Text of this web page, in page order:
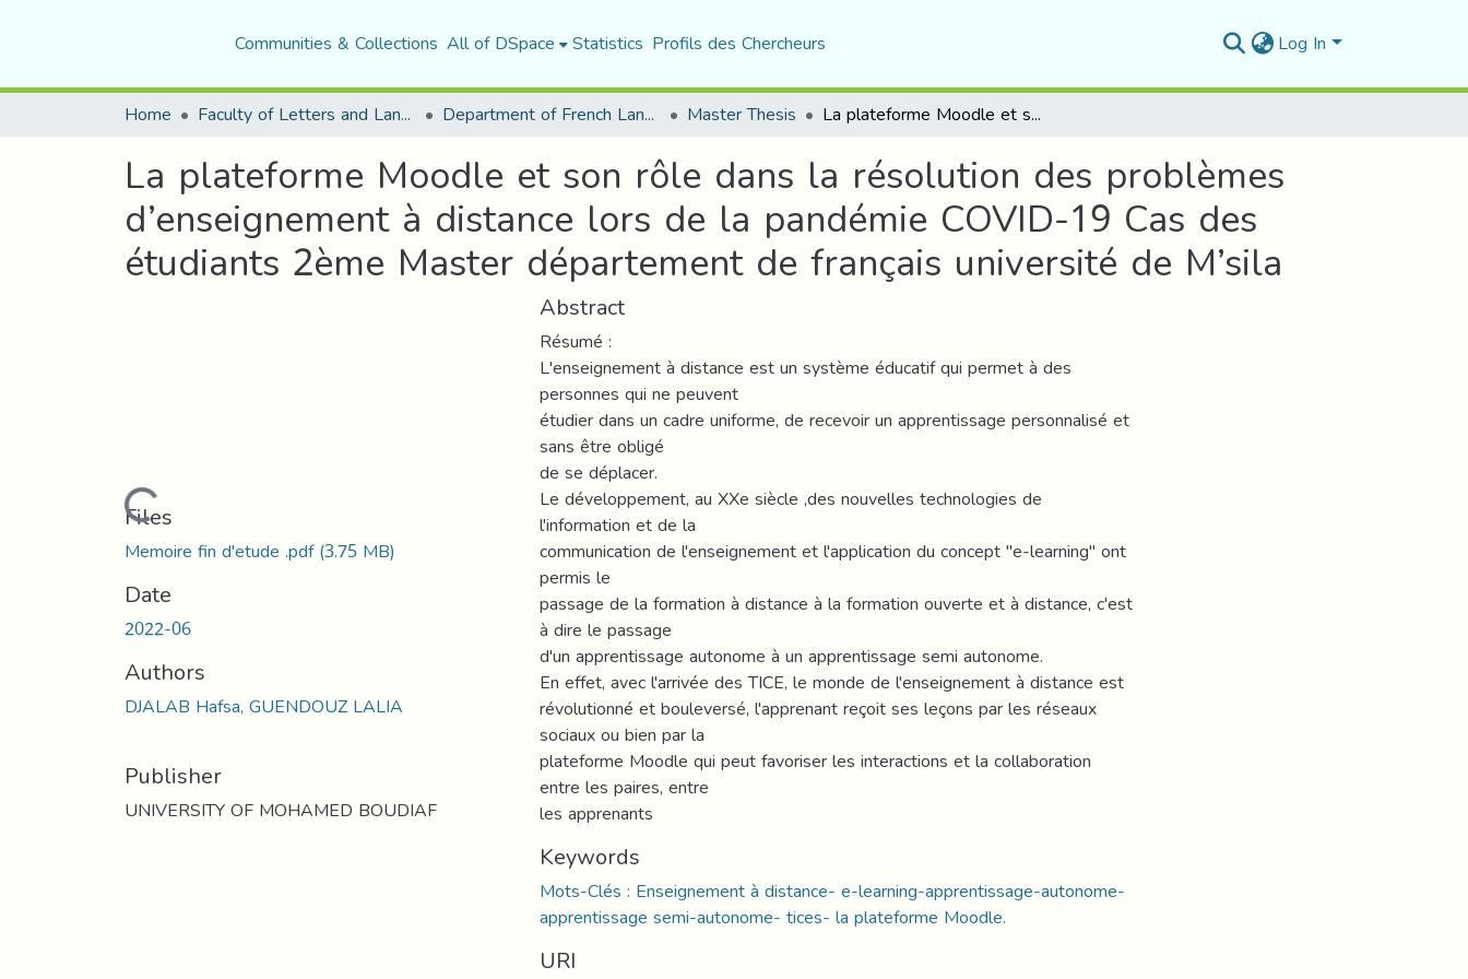
Communities & Collections All of DSpace Statistics Profils des Chercheurs Log In
Home Faculty of Letters and Languages Department of French Language and Literature Master Thesis La plateforme Moodle et son rôle dans la résolution des problèmes d’enseignement à distance lors de la pandémie COVID-19 Cas des étudiants 2ème Master département de français université de M’sila
La plateforme Moodle et son rôle dans la résolution des problèmes
d’enseignement à distance lors de la pandémie COVID-19 Cas des
étudiants 2ème Master département de français université de M’sila
Loading...
Files
Memoire fin d'etude .pdf(3.75 MB)
Date
2022-06
Authors
DJALAB Hafsa, GUENDOUZ LALIA
Publisher
UNIVERSITY OF MOHAMED BOUDIAF
Abstract
Résumé :
L'enseignement à distance est un système éducatif qui permet à des
personnes qui ne peuvent
étudier dans un cadre uniforme, de recevoir un apprentissage personnalisé et
sans être obligé
de se déplacer.
Le développement, au XXe siècle ,des nouvelles technologies de
l'information et de la
communication de l'enseignement et l'application du concept "e-learning" ont
permis le
passage de la formation à distance à la formation ouverte et à distance, c'est
à dire le passage
d'un apprentissage autonome à un apprentissage semi autonome.
En effet, avec l'arrivée des TICE, le monde de l'enseignement à distance est
révolutionné et bouleversé, l'apprenant reçoit ses leçons par les réseaux
sociaux ou bien par la
plateforme Moodle qui peut favoriser les interactions et la collaboration
entre les paires, entre
les apprenants
Keywords
Mots-Clés : Enseignement à distance- e-learning-apprentissage-autonome-
apprentissage semi-autonome- tices- la plateforme Moodle.
URI